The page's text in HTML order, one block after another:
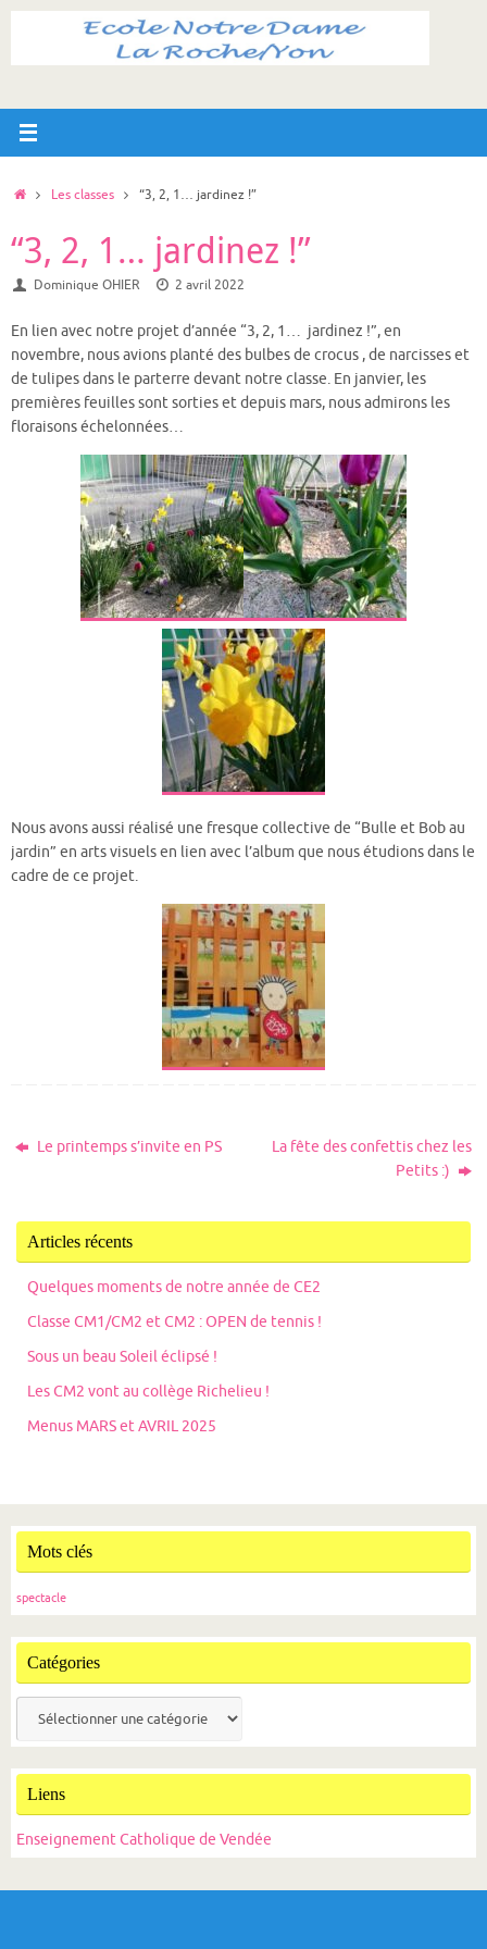
Passer
AccueilLes classes “3, 2, 1… jardinez !”
“3, 2, 1… jardinez !”
Dominique OHIER 2 avril 2022
En lien avec notre projet d’année “3, 2, 1… jardinez !”, en
novembre, nous avions planté des bulbes de crocus , de narcisses et
de tulipes dans le parterre devant notre classe. En janvier, les
premières feuilles sont sorties et depuis mars, nous admirons les
floraisons échelonnées…
Nous avons aussi réalisé une fresque collective de “Bulle et Bob au
jardin” en arts visuels en lien avec l’album que nous étudions dans le
cadre de ce projet.
Le printemps s’invite en PS
La fête des confettis chez les
Petits :)
Articles récents
Quelques moments de notre année de CE2
Classe CM1/CM2 et CM2 : OPEN de tennis !
Sous un beau Soleil éclipsé !
Les CM2 vont au collège Richelieu !
Menus MARS et AVRIL 2025
Mots clés
spectacle
Catégories
Liens
Enseignement Catholique de Vendée